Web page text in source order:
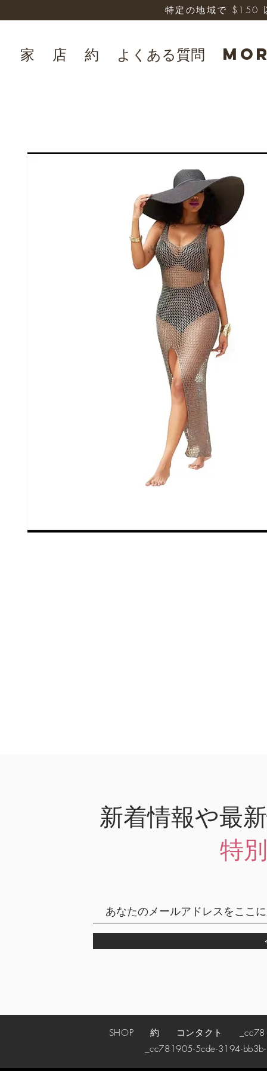
家 店 約 よくある質問
特定の地域で $150
新着情報や最
特
SHOP 約 コンタクト
_cc781905-5cde-3194-